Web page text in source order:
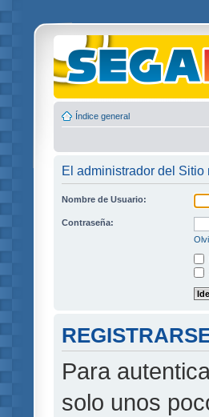
Índice general
El administrador del
Nombre de Usuario:
Contraseña:
Para
solo unos